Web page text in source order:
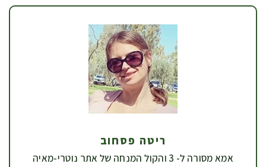
ריטה פסחוב
אמא מסורה ל- 3 והקול המנחה של אתר נוטרי-מאיה